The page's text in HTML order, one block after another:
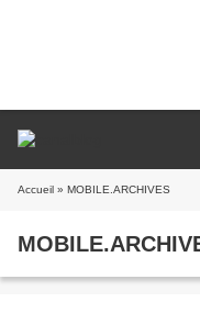
Accueil » MOBILE.ARCHIVES